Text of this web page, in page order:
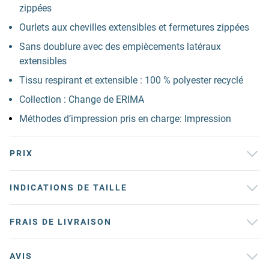
zippées
Ourlets aux chevilles extensibles et fermetures zippées
Sans doublure avec des empiècements latéraux
extensibles
Tissu respirant et extensible : 100 % polyester recyclé
Collection : Change de ERIMA
Méthodes d’impression pris en charge: Impression
PRIX
INDICATIONS DE TAILLE
FRAIS DE LIVRAISON
AVIS